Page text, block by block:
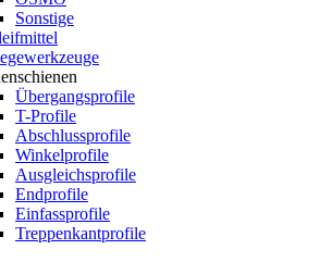
Sonstige
Übergangsprofile
T-Profile
Abschlussprofile
Winkelprofile
Ausgleichsprofile
Endprofile
Einfassprofile
Treppenkantprofile